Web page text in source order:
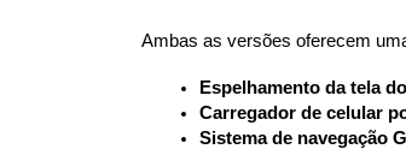
Ambas as versões oferecem
Espelhamento da tela
Carregador de celular
Sistema de navegação